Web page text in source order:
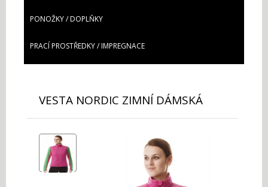
PONOŽKY / DOPLŇKY
PRACÍ PROSTŘEDKY / IMPREGNACE
VESTA NORDIC ZIMNÍ DÁMSKÁ